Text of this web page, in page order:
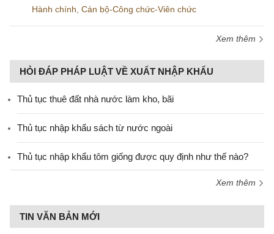
Hành chính Cán bộ-Công chức-Viên chức
Xem thêm
HỎI ĐÁP PHÁP LUẬT VỀ XUẤT NHẬP KHẨU
Thủ tục thuê đất nhà nước làm kho, bãi
Thủ tục nhập khẩu sách từ nước ngoài
Thủ tục nhập khẩu tôm giống được quy định như thế nào?
Xem thêm
TIN VĂN BẢN MỚI